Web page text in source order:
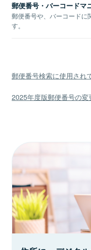
郵便番号・バーコードマ
郵便番号や、バーコードに
す。
郵便番号検索に使用され
2025年度版郵便番号の変